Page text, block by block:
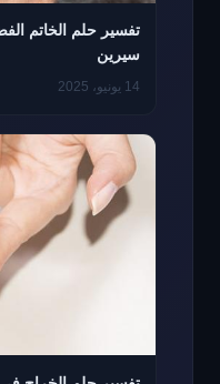
تفسير حلم الخاتم
سيرين
14 يونيو، 2025